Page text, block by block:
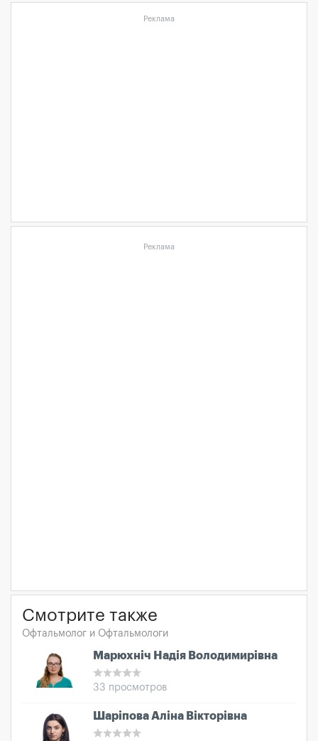
Реклама
Реклама
Смотрите также
Офтальмолог и Офтальмологи
Марюхніч Надія Володимирівна
33 просмотров
Шаріпова Аліна Вікторівна